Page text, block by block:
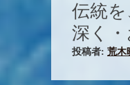
伝統を
深く
投稿者: 荒木